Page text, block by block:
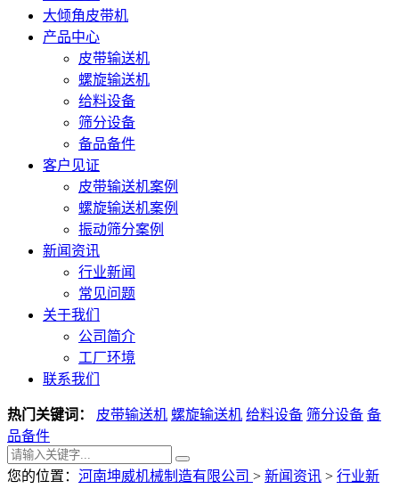
大倾角皮带机
产品中心
皮带输送机
螺旋输送机
给料设备
筛分设备
备品备件
客户见证
皮带输送机案例
螺旋输送机案例
振动筛分案例
新闻资讯
行业新闻
常见问题
关于我们
公司简介
工厂环境
联系我们
热门关键词： 皮带输送机 螺旋输送机 给料设备 筛分设备 备
品备件
您的位置： 河南坤威机械制造有限公司 > 新闻资讯 > 行业新